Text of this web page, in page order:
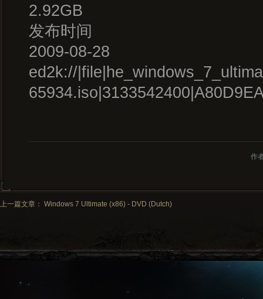
2.92GB
发布时间
2009-08-28
ed2k://
作
上一篇文章： Windows 7 Ultimate (x86) - DVD (Dutch)